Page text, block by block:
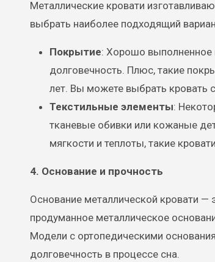
Металлические кровати
выбрать наиболее подходящий
Покрытие: Хорошо выполненное
долговечность. Плюс, такие
лет. Вы можете выбрать кровать
Текстильные элементы:
тканевые обивки или кожаные
мягкости и теплоты, такие
4. Основание и прочность
Основание металлической кровати
продуманное металлическое
Модели с ортопедическими
долговечность в процессе сна.